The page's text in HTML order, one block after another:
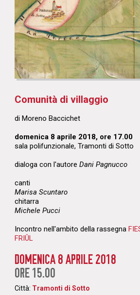
Comunità di villaggio
di Moreno Baccichet
domenica 8 aprile 2018, ore 17.00
sala polifunzionale, Tramonti di Sotto
dialoga con l'autore Dani Pagnucco
canti
Marisa Scuntaro
chitarra
Michele Pucci
Incontro nell'ambito della rassegna
FRIÛL
DOMENICA 8 APRILE 2018
ORE 15.00
Città: Tramonti di Sotto